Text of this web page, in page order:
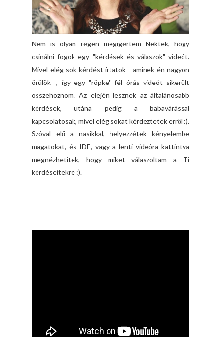
Nem is olyan régen megígértem Nektek, hogy
csinálni fogok egy "kérdések és válaszok" videót.
Mivel elég sok kérdést írtatok - aminek én nagyon
örülök -, így egy "röpke" fél órás videót sikerült
összehoznom. Az elején lesznek az általánosabb
kérdések, utána pedig a babavárással
kapcsolatosak, mivel elég sokat kérdeztetek erről :).
Szóval elő a nasikkal, helyezzétek kényelembe
magatokat, és IDE, vagy a lenti videóra kattintva
megnézhetitek, hogy miket válaszoltam a Ti
kérdéseitekre :).